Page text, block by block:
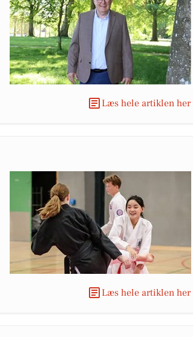
Læs hele artiklen her
Læs hele artiklen her